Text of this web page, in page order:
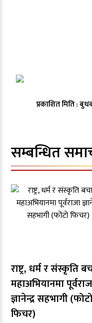
प्रकाशित मिति :
सम्बन्धित
राष्ट्र, धर्म र संस्कृति
महाअभियानमा
ज्ञानेन्द्र सहभागी
फिचर)